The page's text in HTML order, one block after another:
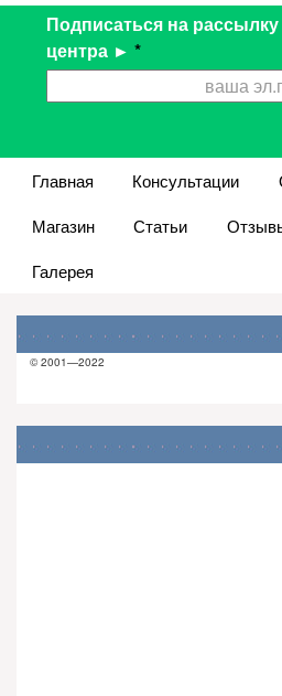
Подписаться на
центра ► *
Главная Консультации
Магазин
Статьи
Галерея
© 2001—2022